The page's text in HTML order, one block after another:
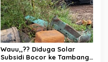
Wauu,,?? Diduga Solar
Subsidi Bocor ke Tambang